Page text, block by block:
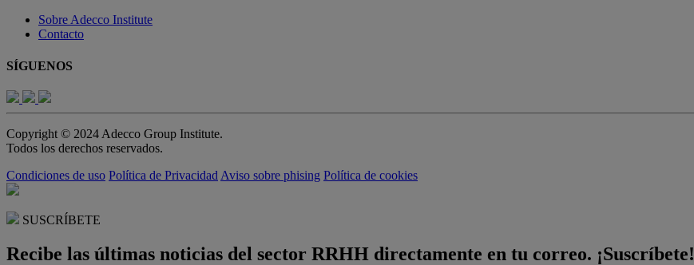
Sobre Adecco Institute
Contacto
SÍGUENOS
Copyright © 2024 Adecco Group Institute.
Todos los derechos reservados.
Condiciones de uso Política de Privacidad Aviso sobre phising Política de cookies
SUSCRÍBETE
Recibe las últimas noticias del sector RRHH directamente en tu correo. ¡Suscríbete!